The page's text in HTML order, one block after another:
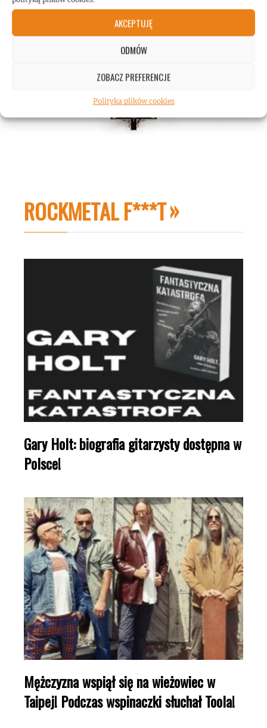
AKCEPTUJĘ
ODMÓW
ZOBACZ PREFERENCJE
Polityka plików cookies
ROCKMETAL F***T
Gary Holt: biografia gitarzysty dostępna w
Polsce!
Mężczyzna wspiął się na wieżowiec w
Taipej! Podczas wspinaczki słuchał Toola!